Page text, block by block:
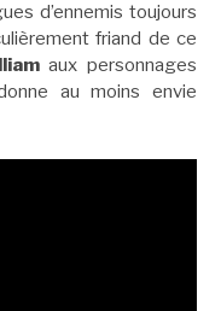
d’ennemis toujours
friand de ce
aux personnages
au moins envie